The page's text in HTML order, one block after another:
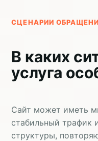
СЦЕНАРИИ
В каких
услуга
Сайт может иметь
стабильный трафик
структуры,